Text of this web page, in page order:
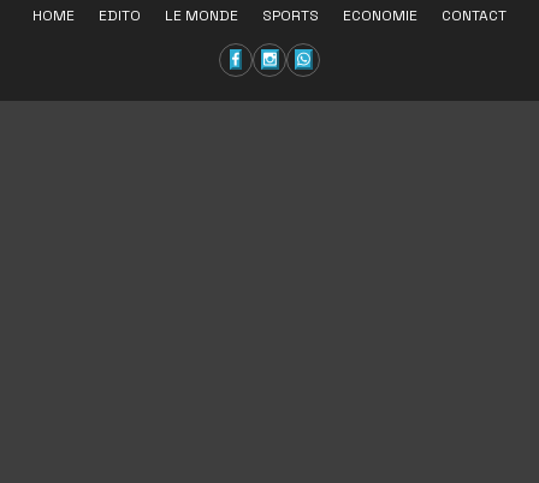
HOME EDITO LE MONDE SPORTS ECONOMIE CONTACT